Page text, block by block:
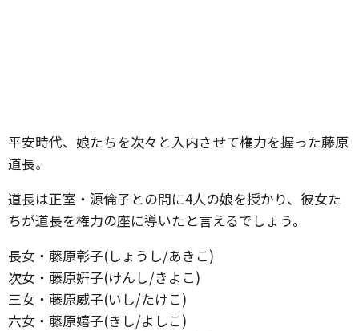
平安時代、娘たちを次々と入内させて権力を握った藤原
道長。
道長は正室・源倫子との間に4人の娘を授かり、彼女た
ちが道長を権力の座に導いたと言えるでしょう。
長女・藤原彰子(しょうし/あきこ)
次女・藤原姸子(けんし/きよこ)
三女・藤原威子(いし/たけこ)
六女・藤原嬉子(きし/よしこ)